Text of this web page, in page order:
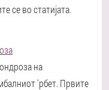
се во статијата.
на
'рбет. Првите